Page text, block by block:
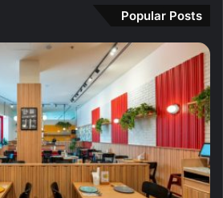
م
ر
ا
ا
ل
د
ئ
ا
ل
ي
ق
ل
ب
ب
Popular Posts